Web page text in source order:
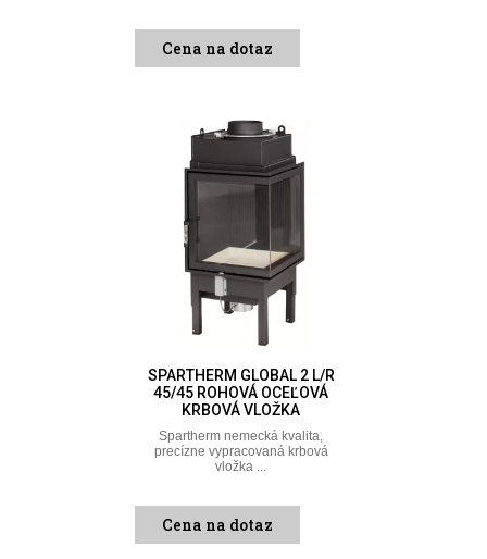
Cena na dotaz
SPARTHERM GLOBAL 2 L/R
45/45 ROHOVÁ OCEĽOVÁ
KRBOVÁ VLOŽKA
Spartherm nemecká kvalita,
precízne vypracovaná krbová
vložka ...
Cena na dotaz